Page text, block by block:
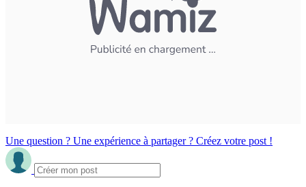
Une question ? Une expérience à partager ? Créez votre post !